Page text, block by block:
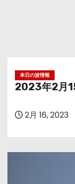
本日の波情報
2023年2月
2月 16, 2023